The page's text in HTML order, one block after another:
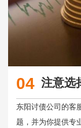
04 注意选
东阳讨债公司的客
题，并为你提供专